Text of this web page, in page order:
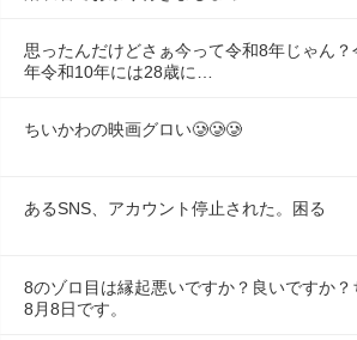
思ったんだけどさぁ今って令和8年じゃん
年令和10年には28歳に…
ちいかわの映画グロい🥲🥲🥲
あるSNS、アカウント停止された。困る
8のゾロ目は縁起悪いですか？良いですか
8月8日です。